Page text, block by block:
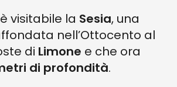
visitabile la Sesia, una
nell’Ottocento al
di Limone e che ora
di profondità.